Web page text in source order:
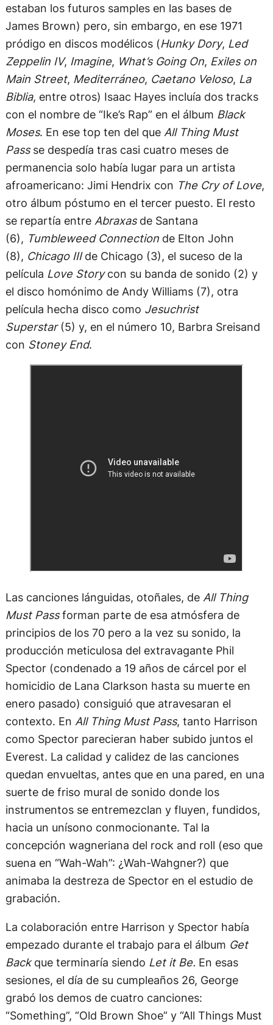
estaban los futuros samples en las bases de
James Brown) pero, sin embargo, en ese 1971
pródigo en discos modélicos (Hunky Dory, Led
Zeppelin IV, Imagine, What’s Going On, Exiles on
Main Street, Mediterráneo, Caetano Veloso, La
Biblia, entre otros) Isaac Hayes incluía dos tracks
con el nombre de “Ike’s Rap” en el álbum Black
Moses. En ese top ten del que All Thing Must
Passse despedía tras casi cuatro meses de
permanencia solo había lugar para un artista
afroamericano: Jimi Hendrix con The Cry of Love,
otro álbum póstumo en el tercer puesto. El resto
se repartía entre Abraxasde Santana
(6), Tumbleweed Connectionde Elton John
(8), Chicago IIIde Chicago (3), el suceso de la
película Love Storycon su banda de sonido (2) y
el disco homónimo de Andy Williams (7), otra
película hecha disco como Jesuchrist
Superstar (5) y, en el número 10, Barbra Sreisand
con Stoney End.
Las canciones lánguidas, otoñales, de All Thing
Must Passforman parte de esa atmósfera de
principios de los 70 pero a la vez su sonido, la
producción meticulosa del extravagante Phil
Spector (condenado a 19 años de cárcel por el
homicidio de Lana Clarkson hasta su muerte en
enero pasado) consiguió que atravesaran el
contexto. En All Thing Must Pass, tanto Harrison
como Spector parecieran haber subido juntos el
Everest. La calidad y calidez de las canciones
quedan envueltas, antes que en una pared, en una
suerte de friso mural de sonido donde los
instrumentos se entremezclan y fluyen, fundidos,
hacia un unísono conmocionante. Tal la
concepción wagneriana del rock and roll (eso que
suena en “Wah-Wah”: ¿Wah-Wahgner?) que
animaba la destreza de Spector en el estudio de
grabación.
La colaboración entre Harrison y Spector había
empezado durante el trabajo para el álbum Get
Backque terminaría siendo Let it Be. En esas
sesiones, el día de su cumpleaños 26, George
grabó los demos de cuatro canciones:
“Something”, “Old Brown Shoe” y “All Things Must